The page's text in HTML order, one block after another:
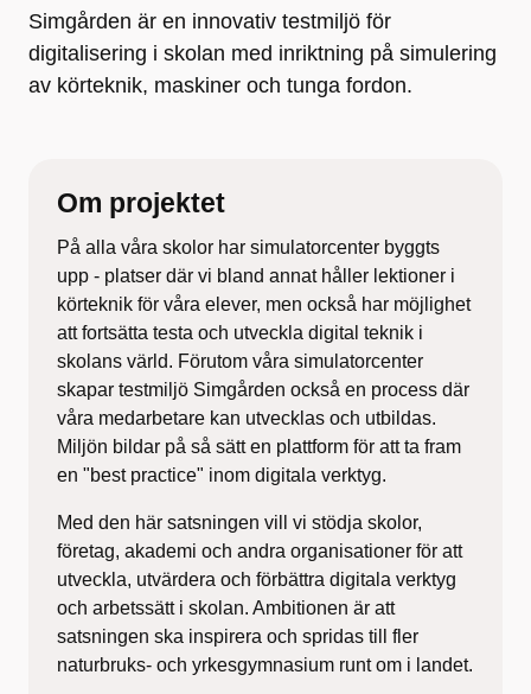
Simgården är en innovativ testmiljö för
digitalisering i skolan med inriktning på simulering
av körteknik, maskiner och tunga fordon.
Om projektet
På alla våra skolor har simulatorcenter byggts
upp - platser där vi bland annat håller lektioner i
körteknik för våra elever, men också har möjlighet
att fortsätta testa och utveckla digital teknik i
skolans värld. Förutom våra simulatorcenter
skapar testmiljö Simgården också en process där
våra medarbetare kan utvecklas och utbildas.
Miljön bildar på så sätt en plattform för att ta fram
en "best practice" inom digitala verktyg.
Med den här satsningen vill vi stödja skolor,
företag, akademi och andra organisationer för att
utveckla, utvärdera och förbättra digitala verktyg
och arbetssätt i skolan. Ambitionen är att
satsningen ska inspirera och spridas till fler
naturbruks- och yrkesgymnasium runt om i landet.